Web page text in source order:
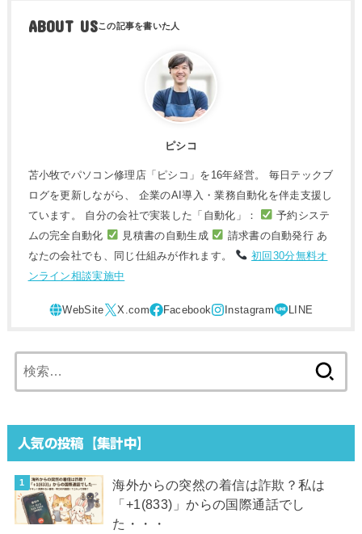
ABOUT US
ピシコ
苫小牧でパソコン修理店「ピシコ」を16年経営。 毎日テックブ
ログを更新しながら、 企業のAI導入・業務自動化を伴走支援し
ています。 自分の会社で実装した「自動化」：
予約システ
ムの完全自動化
見積書の自動生成
請求書の自動発行 あ
なたの会社でも、同じ仕組みが作れます。
初回30分無料オ
ンライン相談実施中
索:
人気の投稿【集計中】
海外からの突然の着信は詐欺？私は
「+1(833)」からの国際通話でし
た・・・